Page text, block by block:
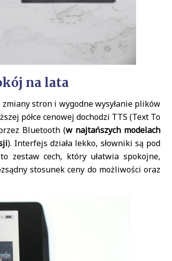
na lata
stron i wygodne wysyłanie plików
półce cenowej dochodzi TTS (Text To
Bluetooth (w najtańszych modelach
). Interfejs działa lekko, słowniki są pod
zestaw cech, który ułatwia spokojne,
stosunek ceny do możliwości oraz